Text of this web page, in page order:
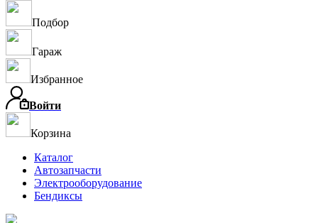
Подбор
Гараж
Избранное
Войти
Корзина
Каталог
Автозапчасти
Электрооборудование
Бендиксы